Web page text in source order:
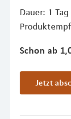
Dauer: 1
Schon ab
Jetzt